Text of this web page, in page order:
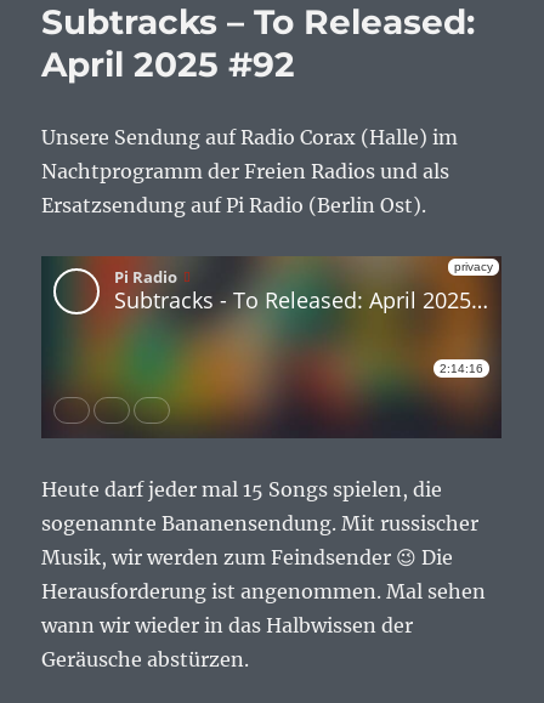
Subtracks – To Released:
April 2025 #92
Unsere Sendung auf Radio Corax (Halle) im
Nachtprogramm der Freien Radios und als
Ersatzsendung auf Pi Radio (Berlin Ost).
Heute darf jeder mal 15 Songs spielen, die
sogenannte Bananensendung. Mit russischer
Musik, wir werden zum Feindsender 😉 Die
Herausforderung ist angenommen. Mal sehen
wann wir wieder in das Halbwissen der
Geräusche abstürzen.